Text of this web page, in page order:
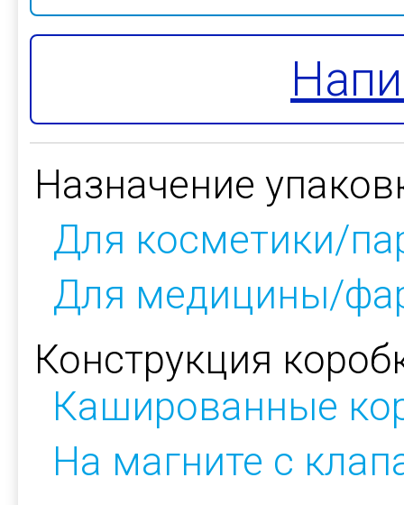
Назначение
Для косметики/
Для медицины/
Конструкция
Кашированные
На магните с